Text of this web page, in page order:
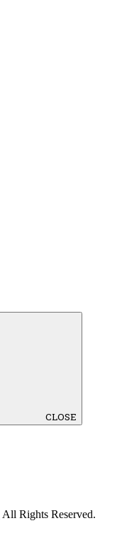
CLOSE
All Rights Reserved.